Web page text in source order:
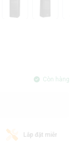
Còn hàng
Lắp đặt miễn phí